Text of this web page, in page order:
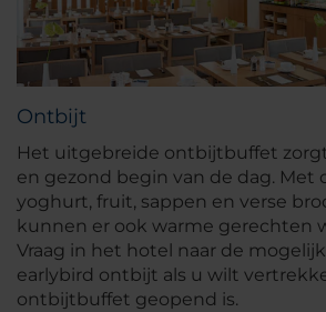
Ontbijt
Het uitgebreide ontbijtbuffet
en gezond begin van de dag. Met
yoghurt, fruit, sappen en verse
kunnen er ook warme gerechten
Vraag in het hotel naar de
earlybird ontbijt als u wilt
ontbijtbuffet geopend is.